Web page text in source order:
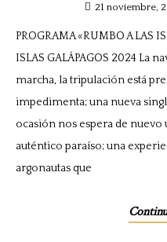
21 noviembre,
PROGRAMA «RUMBO A LAS
ISLAS GALÁPAGOS 2024 La
marcha, la tripulación está
impedimenta; una nueva
ocasión nos espera de nuevo
auténtico paraíso; una
argonautas que